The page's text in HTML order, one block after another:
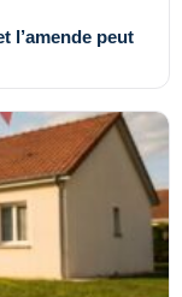
l’amende peut